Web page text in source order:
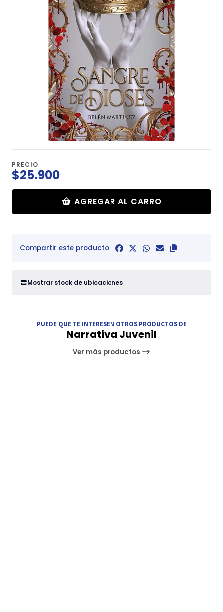
PRECIO
$25.900
AGREGAR AL CARRO
Compartir este producto
Mostrar stock de ubicaciones
PUEDE QUE TE INTERESEN OTROS PRODUCTOS DE
Narrativa Juvenil
Ver más productos